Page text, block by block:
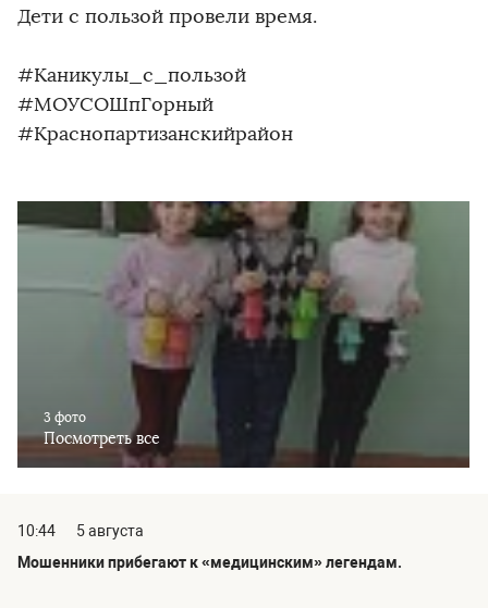
Дети с пользой провели время.
#Каникулы_с_пользой
#МОУСОШпГорный
#Краснопартизанскийрайон
3 фото
Посмотреть все
10:44
5 августа
Мошенники прибегают к «медицинским» легендам.